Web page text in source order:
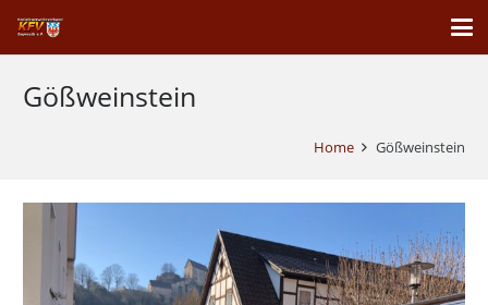
Gößweinstein
Home Gößweinstein